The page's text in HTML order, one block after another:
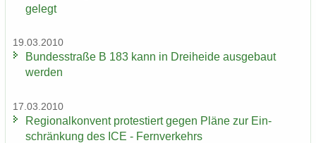
ge­legt
19.03.2010
Bun­des­stra­ße B 183 kann in Drei­hei­de aus­ge­baut
wer­den
17.03.2010
Re­gio­nal­kon­vent pro­tes­tiert gegen Pläne zur Ein­
schrän­kung des ICE - Fern­ver­kehrs